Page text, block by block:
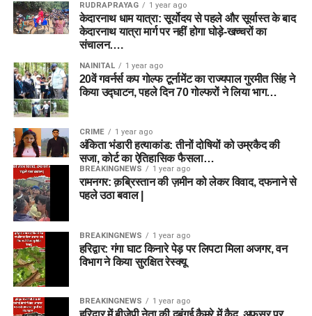
RUDRAPRAYAG 1 year ago
केदारनाथ धाम यात्रा: सूर्योदय से पहले और सूर्यास्त के बाद
केदारनाथ यात्रा मार्ग पर नहीं होगा घोड़े-खच्चरों का
संचालन….
NAINITAL 1 year ago
20वें गवर्नर्स कप गोल्फ टूर्नामेंट का राज्यपाल गुरमीत सिंह ने
किया उद्घाटन, पहले दिन 70 गोल्फरों ने लिया भाग…
CRIME 1 year ago
अंकिता भंडारी हत्याकांड: तीनों दोषियों को उम्रकैद की
सजा, कोर्ट का ऐतिहासिक फैसला…
BREAKINGNEWS 1 year ago
रामनगर: क़ब्रिस्तान की ज़मीन को लेकर विवाद, दफनाने से
पहले उठा बवाल |
BREAKINGNEWS 1 year ago
हरिद्वार: गंगा घाट किनारे पेड़ पर लिपटा मिला अजगर, वन
विभाग ने किया सुरक्षित रेस्क्यू
BREAKINGNEWS 1 year ago